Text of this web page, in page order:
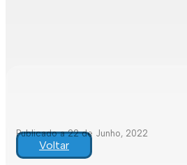
Publicado a 22 de Junho, 2022
Voltar